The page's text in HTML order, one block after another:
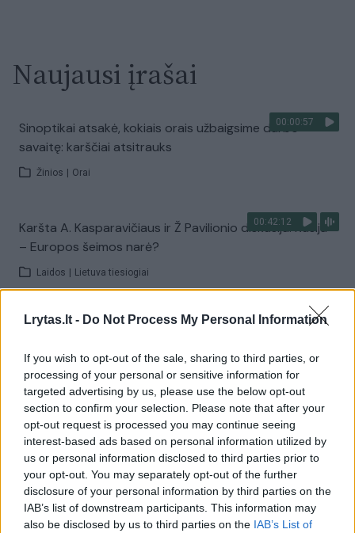
Lrytas.lt - Do Not Process My Personal Information
If you wish to opt-out of the sale, sharing to third parties, or
processing of your personal or sensitive information for
targeted advertising by us, please use the below opt-out
section to confirm your selection. Please note that after your
opt-out request is processed you may continue seeing
interest-based ads based on personal information utilized by
us or personal information disclosed to third parties prior to
your opt-out. You may separately opt-out of the further
disclosure of your personal information by third parties on the
IAB’s list of downstream participants. This information may
also be disclosed by us to third parties on the IAB’s List of
Naujausi įrašai
00:00:57
Sinoptikai atsakė, kokiais orais užbaigsime darbo
savaitę: karščiai atsitrauks
Žinios Orai
00:42:12
Karšta A. Kasparavičiaus ir Ž Pavilionio diskusija: Rusija
– Europos šeimos narė?
Laidos Lietuva tiesiogiai
00:02:33
Dėl rekordiškai žemo Dunojaus vandens lygio –
Žinios | Pasaulis
00:04:00
Kuprines pasvėrę specialistai įspėja apie pavojingą
įprotį: tą daro daugiau nei pusė pradinukų
Žinios Lietuvos diena
Visi įrašai